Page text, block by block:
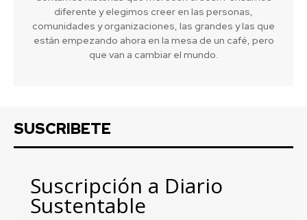
diferente y elegimos creer en las personas,
comunidades y organizaciones, las grandes y las que
están empezando ahora en la mesa de un café, pero
que van a cambiar el mundo.
SUSCRIBETE
Suscripción a Diario
Sustentable